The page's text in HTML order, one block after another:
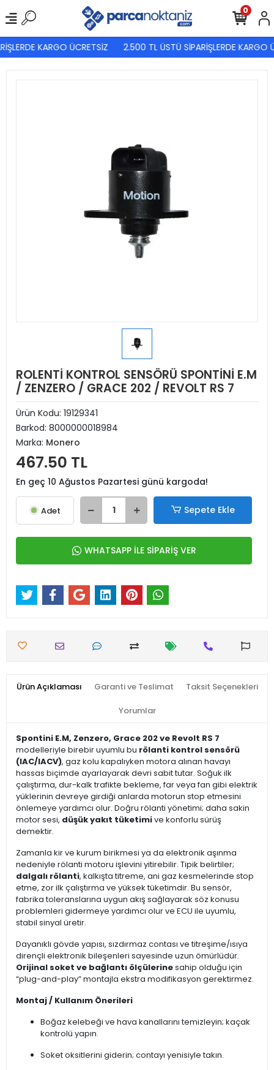
KARGO ÜCRETSİZ 2.500 TL ÜSTÜ SİPARİŞLERDE KARGO
0
ROLENTİ KONTROL SENSÖRÜ SPONTİNİ E.M
/ ZENZERO / GRACE 202 / REVOLT RS 7
Ürün Kodu: 19129341
Barkod: 8000000018984
Marka: Monero
467.50 TL
En geç 10 Ağustos Pazartesi günü kargoda!
Adet Sepete Ekle
WHATSAPP İLE SİPARİŞ VER
Ürün Açıklaması Garanti ve Teslimat Taksit Seçenekleri
Yorumlar
Spontini E.M, Zenzero, Grace 202 ve Revolt RS 7
modelleriyle birebir uyumlu bu rölanti kontrol sensörü
(IAC/IACV), gaz kolu kapalıyken motora alınan havayı
hassas biçimde ayarlayarak devri sabit tutar. Soğuk ilk
çalıştırma, dur-kalk trafikte bekleme, far veya fan gibi elektrik
yüklerinin devreye girdiği anlarda motorun stop etmesini
önlemeye yardımcı olur. Doğru rölanti yönetimi; daha sakin
motor sesi, düşük yakıt tüketimive konforlu sürüş
demektir.
Zamanla kir ve kurum birikmesi ya da elektronik aşınma
nedeniyle rölanti motoru işlevini yitirebilir. Tipik belirtiler;
dalgalı rölanti, kalkışta titreme, ani gaz kesmelerinde stop
etme, zor ilk çalıştırma ve yüksek tüketimdir. Bu sensör,
fabrika toleranslarına uygun akış sağlayarak söz konusu
problemleri gidermeye yardımcı olur ve ECU ile uyumlu,
stabil sinyal üretir.
Dayanıklı gövde yapısı, sızdırmaz contası ve titreşime/ısıya
dirençli elektronik bileşenleri sayesinde uzun ömürlüdür.
Orijinal soket ve bağlantı ölçülerinesahip olduğu için
“plug-and-play” montajla ekstra modifikasyon gerektirmez.
Montaj / Kullanım Önerileri
Boğaz kelebeği ve hava kanallarını temizleyin; kaçak
kontrolü yapın.
Soket oksitlerini giderin; contayı yenisiyle takın.